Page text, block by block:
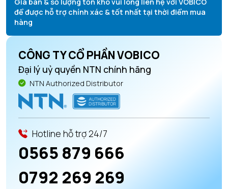
để được hỗ trợ chính xác & tốt nhất tại thời điểm mua
hàng
CÔNG TY CỔ PHẦN VOBICO
Đại lý uỷ quyền NTN chính hãng
NTN Authorized Distributor
Hotline hỗ trợ 24/7
0565 879 666
0792 269 269